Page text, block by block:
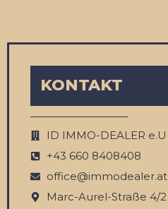
KONTAKT
ID IMMO-DEALER e.U
‭+43 660 8408408‬
office@immodealer.at
Marc-Aurel-Straße 4/2